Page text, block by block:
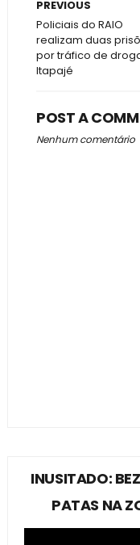
PREVIOUS
Policiais do RAIO
realizam duas
por tráfico de
Itapajé
POST A
Nenhum comentário
INUSITADO:
PATAS NA